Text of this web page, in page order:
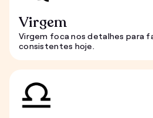
Virgem
Virgem foca nos detalhes para
consistentes hoje.